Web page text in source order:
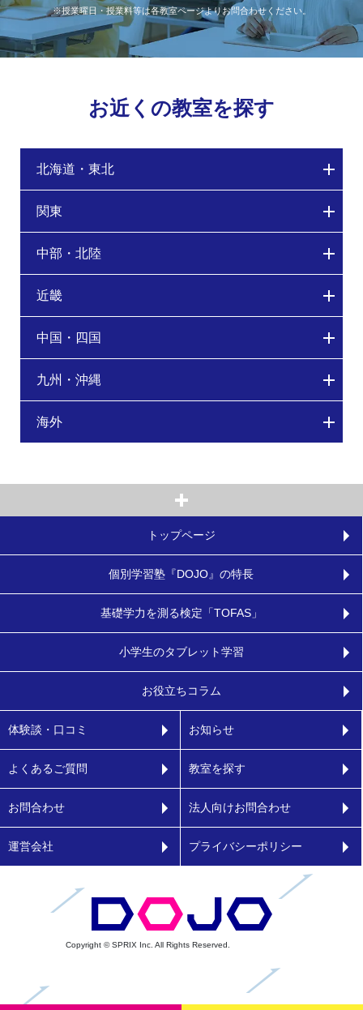
※授業曜日・授業料等は各教室ページよりお問合わせください。
お近くの教室を探す
北海道・東北
関東
中部・北陸
近畿
中国・四国
九州・沖縄
海外
トップページ
個別学習塾『DOJO』の特長
基礎学力を測る検定「TOFAS」
小学生のタブレット学習
お役立ちコラム
体験談・口コミ お知らせ
よくあるご質問 教室を探す
お問合わせ 法人向けお問合わせ
運営会社 プライバシーポリシー
Copyright © SPRIX Inc. All Rights Reserved.